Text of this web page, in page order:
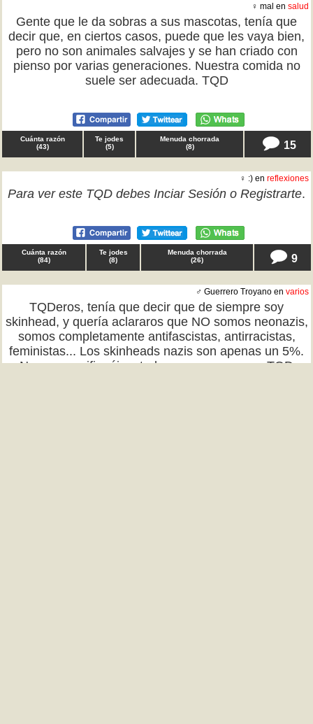
♀ mal en salud
Gente que le da sobras a sus mascotas, tenía que
decir que, en ciertos casos, puede que les vaya bien,
pero no son animales salvajes y se han criado con
pienso por varias generaciones. Nuestra comida no
suele ser adecuada. TQD
Cuánta razón
(43)
Te jodes
(5)
Menuda chorrada
(8) 15
♀ :) en reflexiones
Para ver este TQD debes Inciar Sesión o Registrarte.
Cuánta razón
(84)
Te jodes
(8)
Menuda chorrada
(26) 9
♂ Guerrero Troyano en varios
TQDeros, tenía que decir que de siempre soy
skinhead, y quería aclararos que NO somos neonazis,
somos completamente antifascistas, antirracistas,
feministas... Los skinheads nazis son apenas un 5%.
No nos crucifiquéis a todos por unos pocos. TQD